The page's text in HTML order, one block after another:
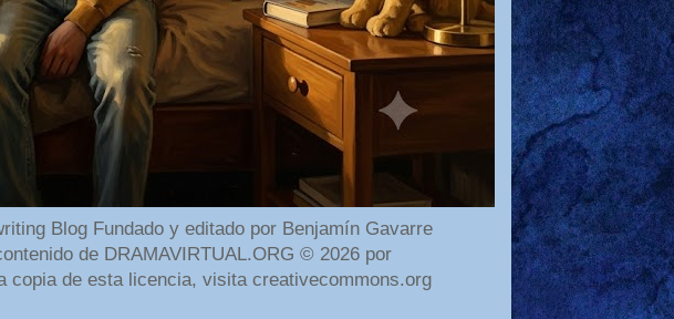
Blog Fundado y editado por Benjamín Gavarre
de DRAMAVIRTUAL.ORG © 2026 por
copia de esta licencia, visita creativecommons.org